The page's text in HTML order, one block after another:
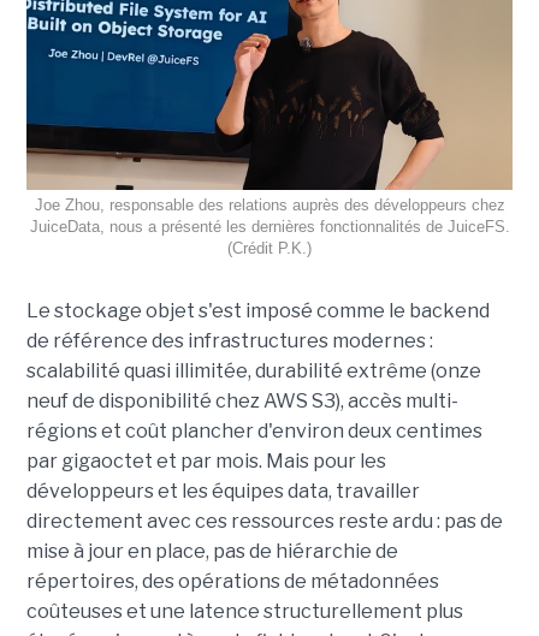
Joe Zhou, responsable des relations auprès des développeurs chez
JuiceData, nous a présenté les dernières fonctionnalités de JuiceFS.
(Crédit P.K.)
Le stockage objet s'est imposé comme le backend
de référence des infrastructures modernes :
scalabilité quasi illimitée, durabilité extrême (onze
neuf de disponibilité chez AWS S3), accès multi-
régions et coût plancher d'environ deux centimes
par gigaoctet et par mois. Mais pour les
développeurs et les équipes data, travailler
directement avec ces ressources reste ardu : pas de
mise à jour en place, pas de hiérarchie de
répertoires, des opérations de métadonnées
coûteuses et une latence structurellement plus